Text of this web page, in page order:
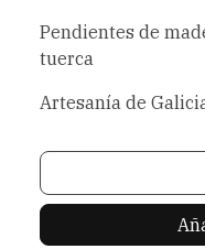
Pendientes de
tuerca
Artesanía de